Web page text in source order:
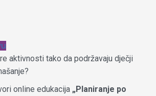
aktivnosti tako da podržavaju dječji
online edukacija „Planiranje po